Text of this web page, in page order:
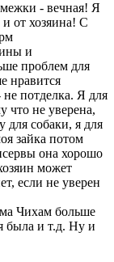
- вечная! Я
от хозяина! С
и
проблем для
нравится
не потделка. Я для
что не уверена,
для собаки, я для
зайка потом
она хорошо
может
если не уверен
Чихам больше
была и т.д. Ну и